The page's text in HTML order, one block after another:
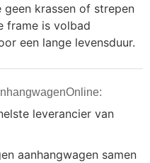
krassen of strepen
frame is volbad
een lange levensduur.
leverancier van
aanhangwagen samen